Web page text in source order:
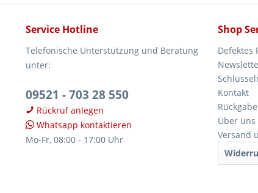
Service Hotline
Telefonische Unterstützung und Beratung
unter:
09521 - 703 28 550
Rückruf anlegen
Whatsapp kontaktieren
Mo-Fr, 08:00 - 17:00 Uhr
Shop
Defektes
Kontakt
Rückgabe
Über uns
Versand